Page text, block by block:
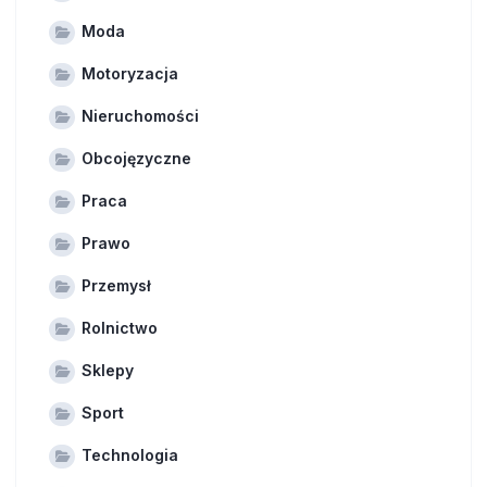
Moda
Motoryzacja
Nieruchomości
Obcojęzyczne
Praca
Prawo
Przemysł
Rolnictwo
Sklepy
Sport
Technologia